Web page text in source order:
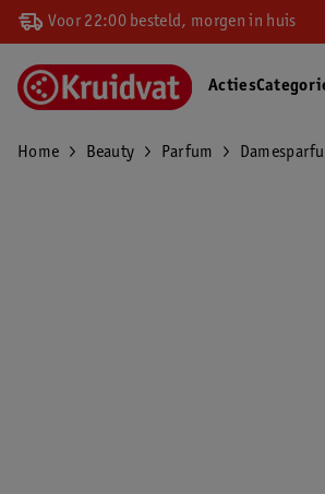
Voor 22:00 besteld, morgen in huis
Acties
Home Beauty Parfum